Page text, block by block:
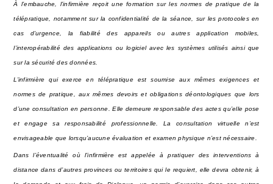
À l’embauche, l’infirmière reçoit une formation sur les normes de pratique de la
télépratique, notamment sur la confidentialité de la séance, sur les protocoles en
cas d’urgence, la fiabilité des appareils ou autres application mobiles,
l’interopérabilité des applications ou logiciel avec les systèmes utilisés ainsi que
sur la sécurité des données.
L’infirmière qui exerce en télépratique est soumise aux mêmes exigences et
normes de pratique, aux mêmes devoirs et obligations déontologiques que lors
d’une consultation en personne. Elle demeure responsable des actes qu’elle pose
et engage sa responsabilité professionnelle. La consultation virtuelle n’est
envisageable que lorsqu’aucune évaluation et examen physique n’est nécessaire.
Dans l’éventualité où l’infirmière est appelée à pratiquer des interventions à
distance dans d’autres provinces ou territoires qui le requiert, elle devra obtenir, à